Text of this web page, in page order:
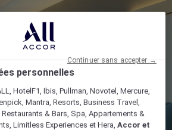
personnelles
HotelF1, Ibis, Pullman, Novotel, Mercure,
Mantra, Resorts, Business Travel,
& Bars, Spa, Appartements &
Limitless Experiences et Hera,Accor et
Continuer sans accepter →